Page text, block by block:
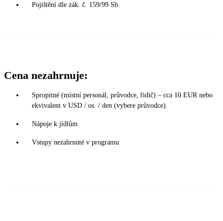
Pojištění dle zák. č. 159/99 Sb.
Cena nezahrnuje:
Spropitné (místní personál, průvodce, řidič) – cca 10 EUR nebo
ekvivalent v USD / os. / den (vybere průvodce).
Nápoje k jídlům
Vstupy nezahrnuté v programu